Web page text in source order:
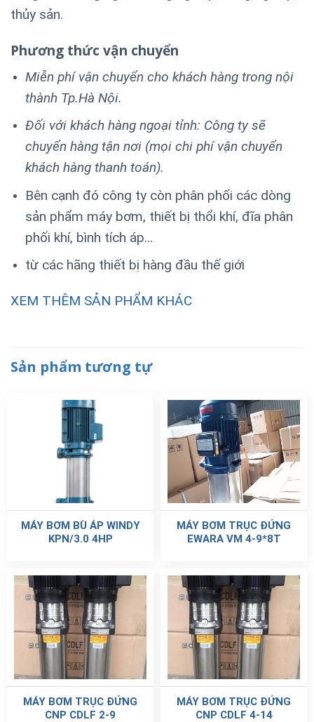
thủy sản.
Phương thức vận chuyển
Miễn phí vận chuyển cho khách hàng trong nội
thành Tp.Hà Nội.
Đối với khách hàng ngoại tỉnh: Công ty sẽ
chuyển hàng tận nơi (mọi chi phí vận chuyển
khách hàng thanh toán).
Bên cạnh đó công ty còn phân phối các dòng
sản phẩm máy bơm, thiết bị thổi khí, đĩa phân
phối khí, bình tích áp…
từ các hãng thiết bị hàng đầu thế giới
XEM THÊM SẢN PHẨM KHÁC
Sản phẩm tương tự
MÁY BƠM BÙ ÁP WINDY
KPN/3.0 4HP
MÁY BƠM TRỤC ĐỨNG
EWARA VM 4-9*8T
MÁY BƠM TRỤC ĐỨNG
CNP CDLF 2-9
MÁY BƠM TRỤC ĐỨNG
CNP CDLF 4-14